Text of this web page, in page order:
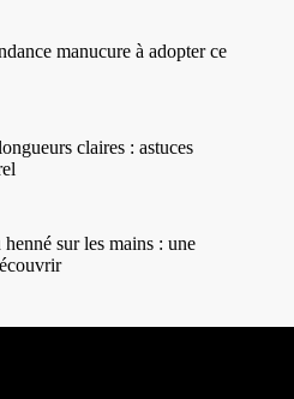
manucure à adopter ce
claires : astuces
sur les mains : une